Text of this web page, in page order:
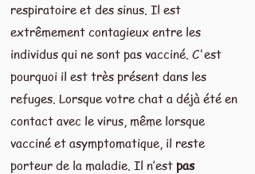
respiratoire et des sinus. Il est
extrêmement contagieux entre les
individus qui ne sont pas vacciné. C'est
pourquoi il est très présent dans les
refuges. Lorsque votre chat a déjà été en
contact avec le virus, même lorsque
vacciné et asymptomatique, il reste
porteur de la maladie. Il n’est pas